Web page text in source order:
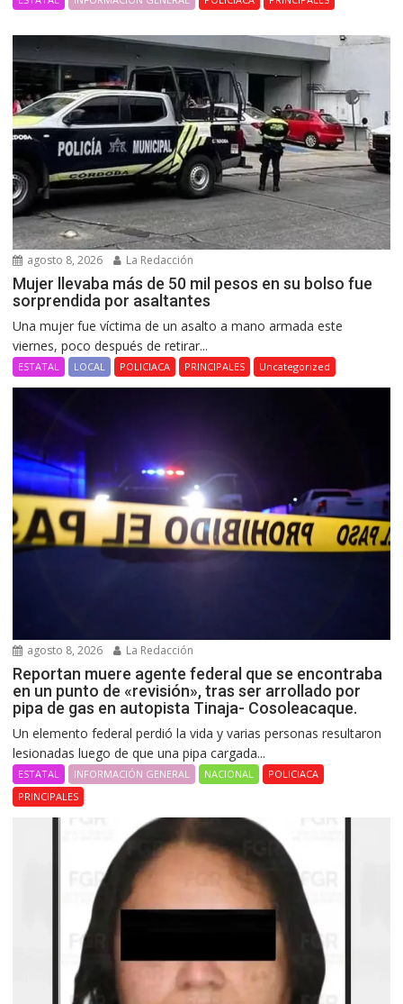
agosto 8, 2026 La Redacción
Mujer llevaba más de 50 mil pesos en su bolso fue
sorprendida por asaltantes
Una mujer fue víctima de un asalto a mano armada este
viernes, poco después de retirar...
ESTATAL LOCAL POLICIACA PRINCIPALES Uncategorized
agosto 8, 2026 La Redacción
Reportan muere agente federal que se encontraba
en un punto de «revisión», tras ser arrollado por
pipa de gas en autopista Tinaja- Cosoleacaque.
Un elemento federal perdió la vida y varias personas resultaron
lesionadas luego de que una pipa cargada...
ESTATAL INFORMACIÓN GENERAL NACIONAL
POLICIACA
PRINCIPALES